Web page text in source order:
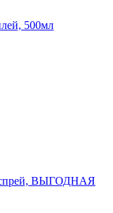
500мл
спрей, ВЫГОДНАЯ